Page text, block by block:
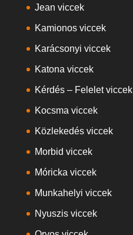
Jean viccek
Kamionos viccek
Karácsonyi viccek
Katona viccek
Kérdés – Felelet viccek
Kocsma viccek
Közlekedés viccek
Morbid viccek
Móricka viccek
Munkahelyi viccek
Nyuszis viccek